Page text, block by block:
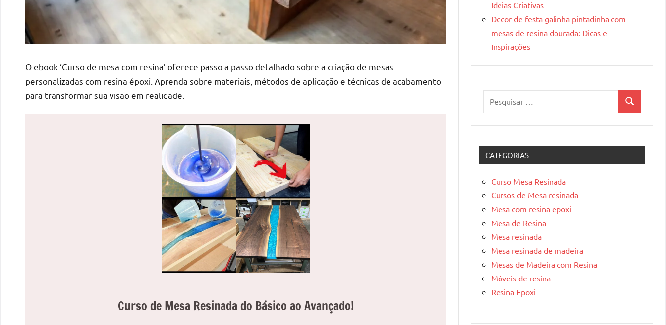
resina
e
as
mesas
cascata
resinadas.
Quer
esteja
à
procura
de
uma
mesa
redonda
para
uma
O ebook ‘Curso de mesa com resina’ oferece passo a passo detalhado sobre a criação de mesas
personalizadas com resina époxi. Aprenda sobre materiais, métodos de aplicação e técnicas de acabamento
para transformar sua visão em realidade.
Curso de Mesa Resinada do Básico ao Avançado!
Ideias Criativas
Decor de festa galinha pintadinha com
mesas de resina dourada: Dicas e
Inspirações
Pesquisa
CATEGORIAS
Curso Mesa Resinada
Cursos de Mesa resinada
Mesa com resina epoxi
Mesa de Resina
Mesa resinada
Mesa resinada de madeira
Mesas de Madeira com Resina
Móveis de resina
Resina Epoxi